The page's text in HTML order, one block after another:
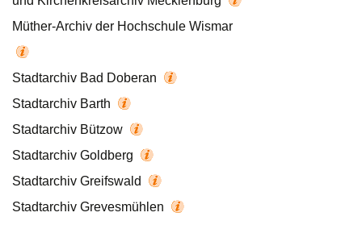
Müther-Archiv der Hochschule Wismar
Stadtarchiv Bad Doberan
Stadtarchiv Barth
Stadtarchiv Bützow
Stadtarchiv Goldberg
Stadtarchiv Greifswald
Stadtarchiv Grevesmühlen